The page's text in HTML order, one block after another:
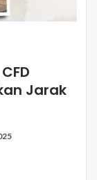
Jarak